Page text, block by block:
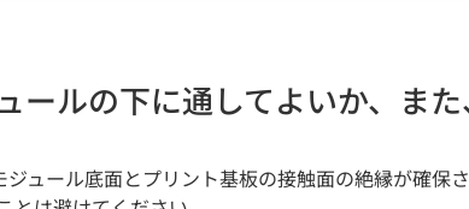
ールの下に通してよいか、ま
ュール底面とプリント基板の接触面の絶縁が確保